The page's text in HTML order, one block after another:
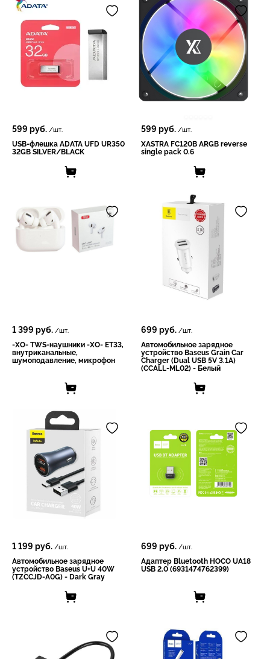
599 руб. /шт.
USB-флешка ADATA UFD UR350
32GB SILVER/BLACK
599 руб. /шт.
XASTRA FC120B ARGB reverse
single pack 0.6
1 399 руб. /шт.
-XO- TWS-наушники -XO- ET33,
внутриканальные,
шумоподавление, микрофон
699 руб. /шт.
Автомобильное зарядное
устройство Baseus Grain Car
Charger (Dual USB 5V 3.1A)
(CCALL-ML02) - Белый
1 199 руб. /шт.
Автомобильное зарядное
устройство Baseus U+U 40W
(TZCCJD-A0G) - Dark Gray
699 руб. /шт.
Адаптер Bluetooth HOCO UA18
USB 2.0 (6931474762399)